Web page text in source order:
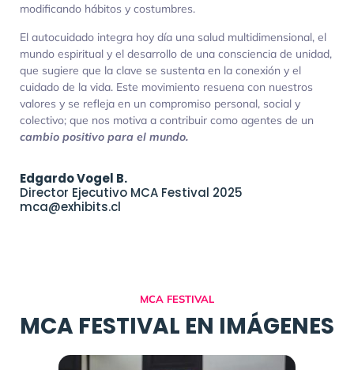
modificando hábitos y costumbres.
El autocuidado integra hoy día una salud multidimensional, el
mundo espiritual y el desarrollo de una consciencia de unidad,
que sugiere que la clave se sustenta en la conexión y el
cuidado de la vida. Este movimiento resuena con nuestros
valores y se refleja en un compromiso personal, social y
colectivo; que nos motiva a contribuir como agentes de un
cambio positivo para el mundo.
Edgardo Vogel B.
Director Ejecutivo MCA Festival 2025
mca@exhibits.cl
MCA FESTIVAL
MCA FESTIVAL EN IMÁGENES